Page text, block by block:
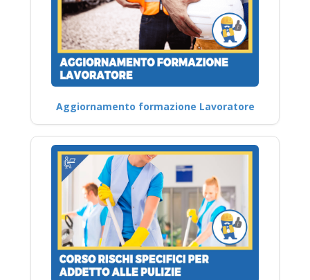
Aggiornamento formazione Lavoratore